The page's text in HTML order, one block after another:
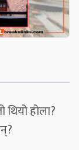
होला?